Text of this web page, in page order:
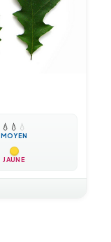
💧 💧 💧
MOYEN
JAUNE